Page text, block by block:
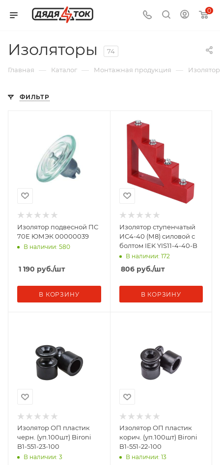
0
Изоляторы 74
Главная — Каталог — Монтажная продукция —
ФИЛЬТР
Изолятор подвесной ПС
70Е ЮМЭК 00000039
В наличии: 580
1 190 руб./шт
В КОРЗИНУ
Изолятор ступенчатый
ИС4-40 (М8) силовой с
болтом IEK YIS11-4-40-B
В наличии: 172
806руб./шт
В КОРЗИНУ
Изолятор ОП пластик
черн. (уп.100шт) Bironi
B1-551-23-100
В наличии: 3
Изолятор ОП пластик
корич. (уп.100шт) Bironi
B1-551-22-100
В наличии: 13